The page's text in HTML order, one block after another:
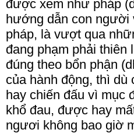
được xem như pháp
hướng dẫn con người
pháp, là vượt qua
đang phạm phải
đúng theo bổn phận
của hành động, thì dù
hay chiến đấu vì mục
khổ đau, được hay
ngươi không bao giờ